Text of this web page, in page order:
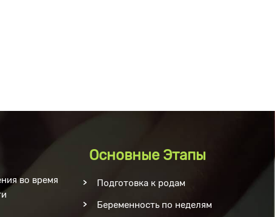
во время
Основные Этапы
Подготовка к родам
Беременность по неделям